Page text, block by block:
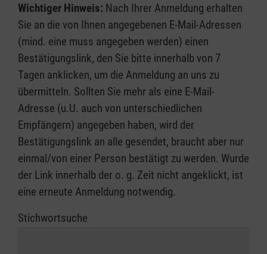
Wichtiger Hinweis: Nach Ihrer Anmeldung erhalten
Sie an die von Ihnen angegebenen E-Mail-Adressen
(mind. eine muss angegeben werden) einen
Bestätigungslink, den Sie bitte innerhalb von 7
Tagen anklicken, um die Anmeldung an uns zu
übermitteln. Sollten Sie mehr als eine E-Mail-
Adresse (u.U. auch von unterschiedlichen
Empfängern) angegeben haben, wird der
Bestätigungslink an alle gesendet, braucht aber nur
einmal/von einer Person bestätigt zu werden. Wurde
der Link innerhalb der o. g. Zeit nicht angeklickt, ist
eine erneute Anmeldung notwendig.
Stichwortsuche